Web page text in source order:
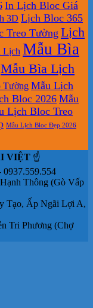
In Lịch Bloc Giá
3D Lịch Bloc 365
Treo Tường Lịch
Lịch Mẫu Bìa
Mẫu Bìa Lịch
Tường Mẫu Lịch
Bloc 2026Mẫu
Lịch Bloc Treo
Mẫu Lịch Bloc Đẹp 2026
VIỆT ☝️
0937.559.554
Thông (Gò Vấp
Tạo, Ấp Ngãi Lợi A,
Tri Phương (Chợ